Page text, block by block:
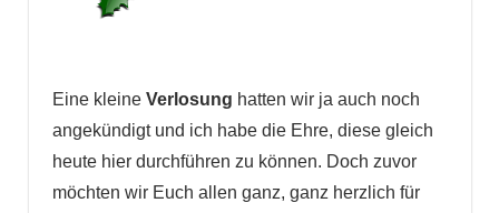
Eine kleine Verlosung hatten wir ja auch noch
angekündigt und ich habe die Ehre, diese gleich
heute hier durchführen zu können. Doch zuvor
möchten wir Euch allen ganz, ganz herzlich für